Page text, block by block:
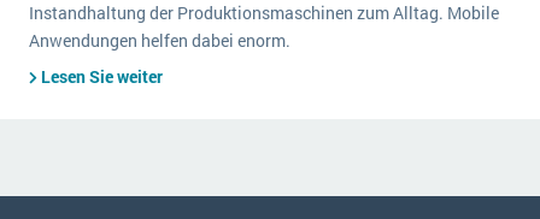
Instandhaltung der Produktionsmaschinen zum Alltag. Mobile
Anwendungen helfen dabei enorm.
Lesen Sie weiter